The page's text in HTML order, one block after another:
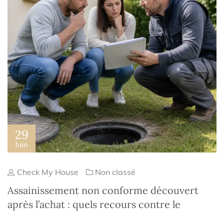
29
Juin
Check My House Non classé
Assainissement non conforme découvert
après l’achat : quels recours contre le